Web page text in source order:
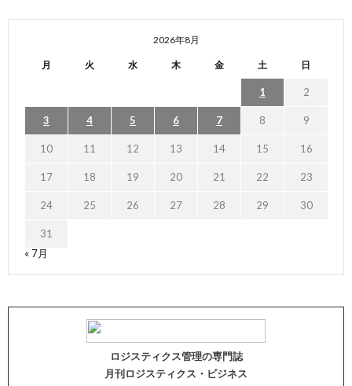
2026年8月
月 火 水 木 金 土 日
1 2
3 4 5 6 7 8 9
10 11 12 13 14 15 16
17 18 19 20 21 22 23
24 25 26 27 28 29 30
31
« 7月
ロジスティクス管理の専門誌
月刊ロジスティクス・ビジネス